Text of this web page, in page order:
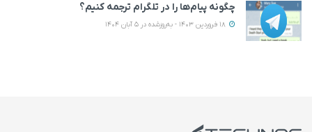
چگونه پیام‌ها را در تلگرام ترجمه کنیم؟